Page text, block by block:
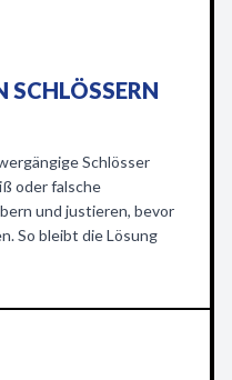
SCHLÖSSERN
Schlösser
oder falsche
und justieren, bevor
So bleibt die Lösung